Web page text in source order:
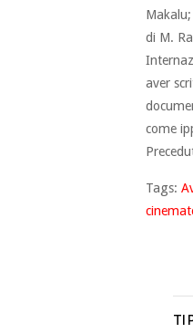
di M.
aver
come
Tags:
TI